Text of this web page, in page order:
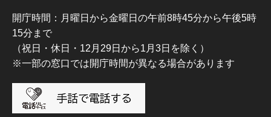
開庁時間：月曜日から金曜日の午前8時45分から午後5時
15分まで
（祝日・休日・12月29日から1月3日を除く）
※一部の窓口では開庁時間が異なる場合があります